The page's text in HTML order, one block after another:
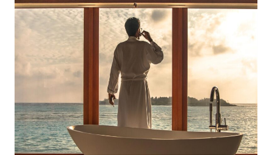
HALFWAY
THERE.